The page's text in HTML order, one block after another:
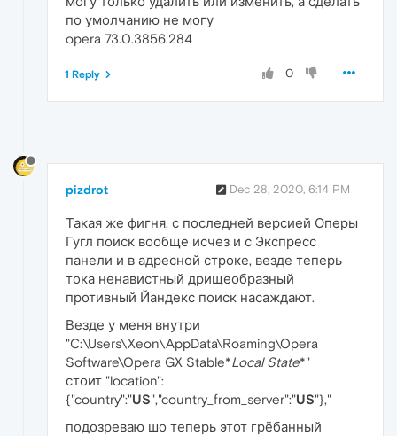
по умолчанию не могу
opera 73.0.3856.284
0
1 Reply
pizdrot Dec 28, 2020, 6:14 PM
Такая же фигня, с последней версией Оперы
Гугл поиск вообще исчез и с Экспресс
панели и в адресной строке, везде теперь
тока ненавистный дрищеобразный
противный Йандекс поиск насаждают.
Везде у меня внутри
"C:\Users\Xeon\AppData\Roaming\Opera
Software\Opera GX Stable*Local State*"
стоит "location":
{"country":"US","country_from_server":"US"},"
подозреваю шо теперь этот грёбанный